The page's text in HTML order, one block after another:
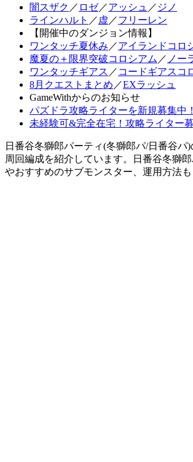
闇スザク ／ ロゼ／アッシュ ／ ジノ
ラインハルト ／ 虚 ／フリーレン
【開催中のダンジョン情報】
ワンタッチ夏休み ／アイランドコロ
魔夏の＋限界突破コロシアム ／ ノー
ワンタッチギアス ／ コードギアスコ
8月クエストまとめ ／EXラッシュ
GameWithからのお知らせ
パズドラ攻略ライターを新規募集中！
未経験可&完全在宅！攻略ライター募
日番谷冬獅郎パーティ(冬獅郎パ/日番谷パ)
周回編成を紹介しています。日番谷冬獅
やおすすめのサブモンスター、運用方法も